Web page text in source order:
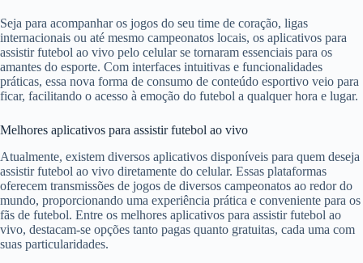
Seja para acompanhar os jogos do seu time de coração, ligas
internacionais ou até mesmo campeonatos locais, os aplicativos para
assistir futebol ao vivo pelo celular se tornaram essenciais para os
amantes do esporte. Com interfaces intuitivas e funcionalidades
práticas, essa nova forma de consumo de conteúdo esportivo veio para
ficar, facilitando o acesso à emoção do futebol a qualquer hora e lugar.
Melhores aplicativos para assistir futebol ao vivo
Atualmente, existem diversos aplicativos disponíveis para quem deseja
assistir futebol ao vivo diretamente do celular. Essas plataformas
oferecem transmissões de jogos de diversos campeonatos ao redor do
mundo, proporcionando uma experiência prática e conveniente para os
fãs de futebol. Entre os melhores aplicativos para assistir futebol ao
vivo, destacam-se opções tanto pagas quanto gratuitas, cada uma com
suas particularidades.